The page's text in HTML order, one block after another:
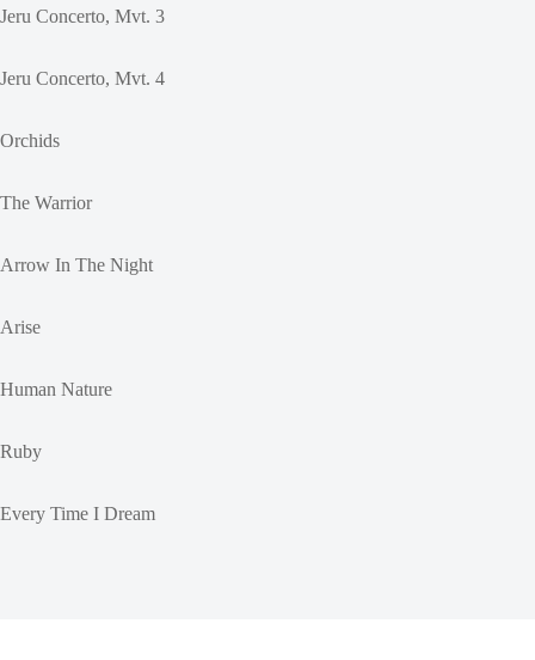
Jeru Concerto, Mvt. 3
Jeru Concerto, Mvt. 4
Orchids
The Warrior
Arrow In The Night
Arise
Human Nature
Ruby
Every Time I Dream